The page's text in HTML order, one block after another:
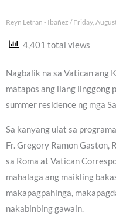
Reyn Letran - Ibañez Friday,
4,401 total views
Nagbalik na sa Vatican ang
matapos ang ilang linggong
summer residence ng mga
Sa kanyang ulat sa
Fr. Gregory Ramon
sa Roma at Vatican
mahalaga ang maikling
makapagpahinga,
nakabinbing gawain.